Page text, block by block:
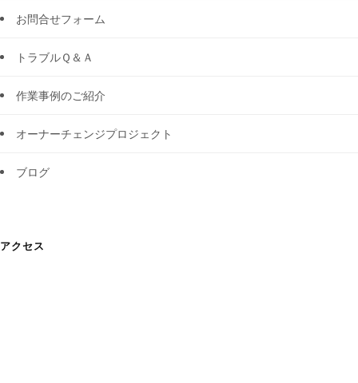
お問合せフォーム
トラブルＱ＆Ａ
作業事例のご紹介
オーナーチェンジプロジェクト
ブログ
アクセス